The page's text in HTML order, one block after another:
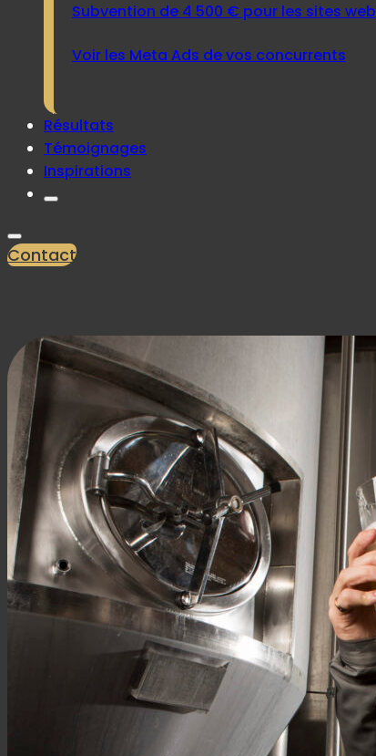
Subvention de 4 500 € pour les sites web
Voir les Meta Ads de vos concurrents
Résultats
Témoignages
Inspirations
Contact